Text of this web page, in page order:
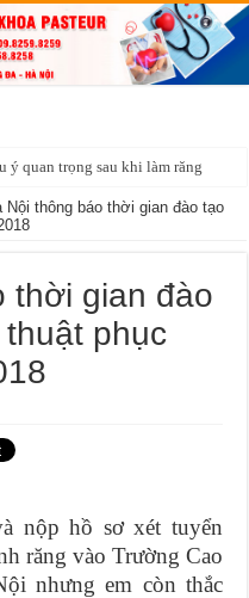
ý quan trọng sau khi làm răng
Nội thông báo thời gian đào tạo
thời gian đào
phục
nộp hồ sơ xét tuyển
răng vào Trường Cao
nhưng em còn thắc